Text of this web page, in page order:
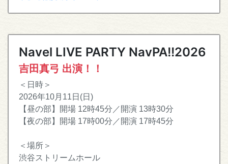
Navel LIVE PARTY NavPA!!2026
吉田真弓 出演！！
＜日時＞
2026年10月11日(日)
【昼の部】開場 12時45分／開演 13時30分
【夜の部】開場 17時00分／開演 17時45分
＜場所＞
渋谷ストリームホール